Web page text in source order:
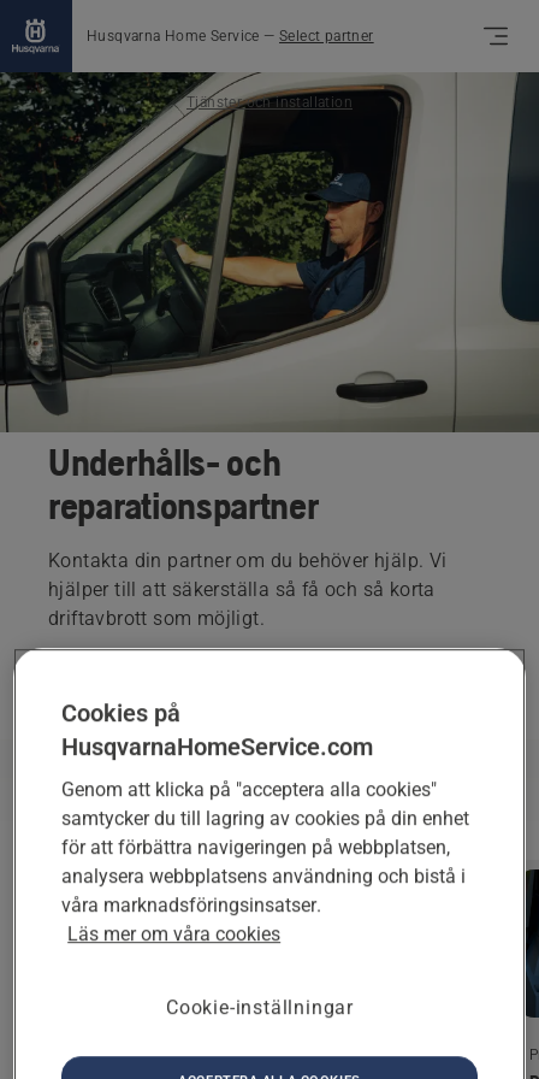
Husqvarna Home Service — Select partner
Tjänster och installation
Underhålls- och
reparationspartner
Kontakta din partner om du behöver hjälp. Vi
hjälper till att säkerställa så få och så korta
driftavbrott som möjligt.
Tjänster
Professionell support Professionell support
Cookies på
HusqvarnaHomeService.com
Genom att klicka på "acceptera alla cookies"
samtycker du till lagring av cookies på din enhet
för att förbättra navigeringen på webbplatsen,
analysera webbplatsens användning och bistå i
våra marknadsföringsinsatser.
Läs mer om våra cookies
Cookie-inställningar